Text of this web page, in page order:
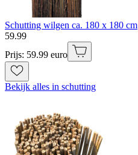
Schutting wilgen ca. 180 x 180 cm
59.99
Prijs: 59.99 euro
Bekijk alles in schutting